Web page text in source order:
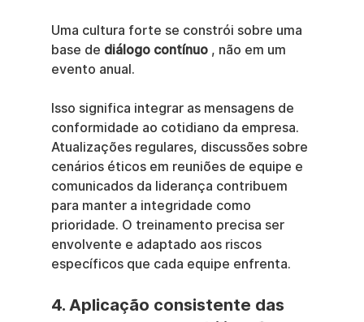
Uma cultura forte se constrói sobre uma
base de diálogo contínuo , não em um
evento anual.
Isso significa integrar as mensagens de
conformidade ao cotidiano da empresa.
Atualizações regulares, discussões sobre
cenários éticos em reuniões de equipe e
comunicados da liderança contribuem
para manter a integridade como
prioridade. O treinamento precisa ser
envolvente e adaptado aos riscos
específicos que cada equipe enfrenta.
4. Aplicação consistente das